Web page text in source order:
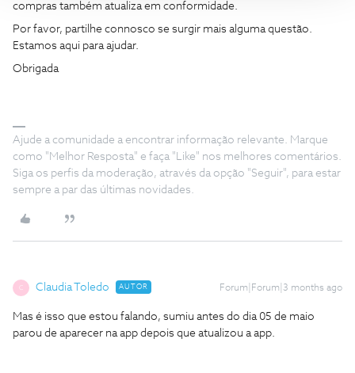
compras também atualiza em conformidade.
Por favor, partilhe connosco se surgir mais alguma questão.
Estamos aqui para ajudar.
Obrigada
Ajude a comunidade a encontrar informação relevante. Marque
como "Melhor Resposta" e faça "Like" nos melhores comentários.
Siga os perfis da moderação, através da opção "Seguir", para estar
sempre a par das últimas novidades.
C Claudia Toledo AUTOR Forum|Forum|3 months ago
Mas é isso que estou falando, sumiu antes do dia 05 de maio
parou de aparecer na app depois que atualizou a app.